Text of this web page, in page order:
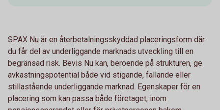
SPAX Nu är en återbetalningsskyddad placeringsform där
du får del av underliggande marknads utveckling till en
begränsad risk. Bevis Nu kan, beroende på strukturen, ge
avkastningspotential både vid stigande, fallande eller
stillastående underliggande marknad. Egenskaper för en
placering som kan passa både företaget, inom